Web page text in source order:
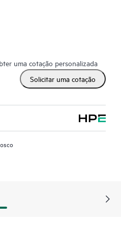
uma cotação personalizada
Solicitar uma cotação